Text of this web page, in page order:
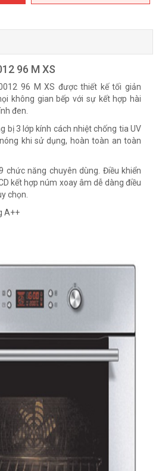
96 M XS
96 M XS được thiết kế tối giản
không gian bếp với sự kết hợp hài
đen.
bị 3 lớp kính cách nhiệt chống tia UV
khi sử dụng, hoàn toàn an toàn
chức năng chuyên dùng. Điều khiển
kết hợp núm xoay âm dễ dàng điều
chọn.
A++